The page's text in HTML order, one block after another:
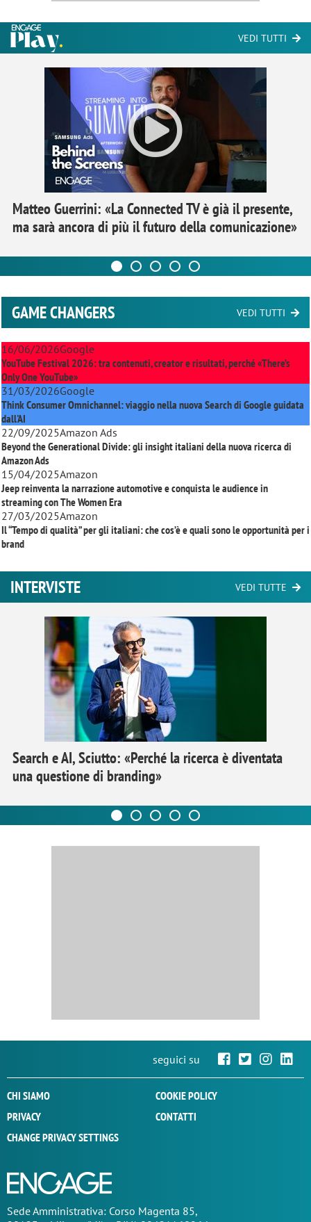
VEDI TUTTI
Matteo Guerrini: «La Connected TV è già il presente,
ma sarà ancora di più il futuro della comunicazione»
GAME CHANGERS VEDI TUTTI
16/06/2026Google
YouTube Festival 2026: tra contenuti, creator e risultati, perché «There’s
Only One YouTube»
31/03/2026Google
Think Consumer Omnichannel: viaggio nella nuova Search di Google guidata
dall'AI
22/09/2025Amazon Ads
Beyond the Generational Divide: gli insight italiani della nuova ricerca di
Amazon Ads
15/04/2025Amazon
Jeep reinventa la narrazione automotive e conquista le audience in
streaming conThe Women Era
27/03/2025Amazon
Il “Tempo di qualità” per gli italiani: che cos’è e quali sono le opportunità per i
brand
INTERVISTE VEDI TUTTE
Search e AI, Sciutto: «Perché la ricerca è diventata
una questione di branding»
seguici su
CHI SIAMO
COOKIE POLICY
PRIVACY
CONTATTI
CHANGE PRIVACY SETTINGS
SedeAmministrativa: Corso Magenta 85,